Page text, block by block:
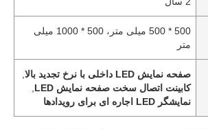
500 * 500 میلی متر، 500 * 1000 میلی
متر
صفحه نمایش LED داخلی با نرخ تجدید بالا
کابینت اتصال سخت صفحه نمایش LED
نمایشگر LED اجاره ای برای رویدادها